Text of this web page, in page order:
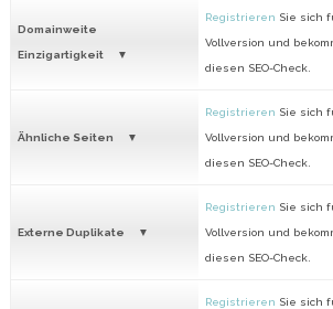
Domainweite
Einzigartigkeit
Registrieren Sie sich
Vollversion und
diesen SEO-Check.
Ähnliche Seiten
Registrieren Sie sich
Vollversion und
diesen SEO-Check.
Externe Duplikate
Registrieren Sie sich
Vollversion und
diesen SEO-Check.
Registrieren Sie sich